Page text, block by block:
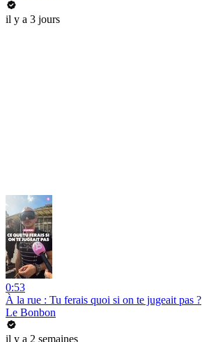
il y a 3 jours
0:53
À la rue : Tu ferais quoi si on te jugeait pas ?
Le Bonbon
il y a 2 semaines